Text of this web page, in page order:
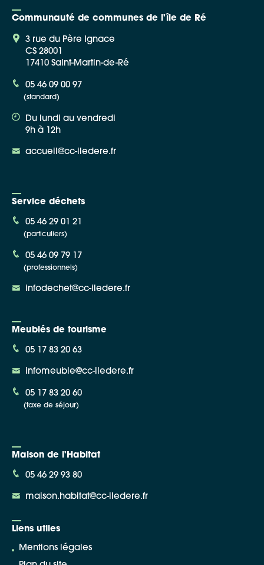
Communauté de communes de l'île de Ré
3 rue du Père Ignace
CS 28001
17410 Saint-Martin-de-Ré
05 46 09 00 97
(standard)
Du lundi au vendredi
9h à 12h
accueil@cc-iledere.fr
Service déchets
05 46 29 01 21
(particuliers)
05 46 09 79 17
(professionnels)
infodechet@cc-iledere.fr
Meublés de tourisme
05 17 83 20 63
infomeuble@cc-iledere.fr
05 17 83 20 60
(taxe de séjour)
Maison de l'Habitat
05 46 29 93 80
maison.habitat@cc-iledere.fr
Liens utiles
Mentions légales